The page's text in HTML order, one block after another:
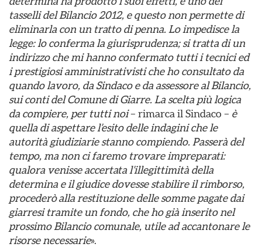
tasselli del Bilancio 2012, e questo non permette di
eliminarla con un tratto di penna. Lo impedisce la
legge: lo conferma la giurisprudenza; si tratta di un
indirizzo che mi hanno confermato tutti i tecnici ed
i prestigiosi amministrativisti che ho consultato da
quando lavoro, da Sindaco e da assessore al Bilancio,
sui conti del Comune di Giarre. La scelta più logica
da compiere, per tutti noi– rimarca il Sindaco – è
quella di aspettare l’esito delle indagini che le
autorità giudiziarie stanno compiendo. Passerà del
tempo, ma non ci faremo trovare impreparati:
qualora venisse accertata l’illegittimità della
determina e il giudice dovesse stabilire il rimborso,
procederò alla restituzione delle somme pagate dai
giarresi tramite un fondo, che ho già inserito nel
prossimo Bilancio comunale, utile ad accantonare le
risorse necessarie».